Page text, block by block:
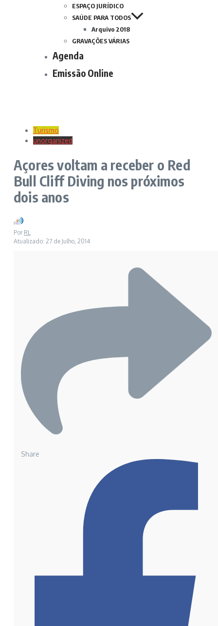
ESPAÇO JURÍDICO
SAÚDE PARA TODOS
Arquivo 2018
GRAVAÇÕES VÁRIAS
Agenda
Emissão Online
Turismo
unorganized
Açores voltam a receber o Red
Bull Cliff Diving nos próximos
dois anos
Por RL
Atualizado: 27 de Julho, 2014
Share